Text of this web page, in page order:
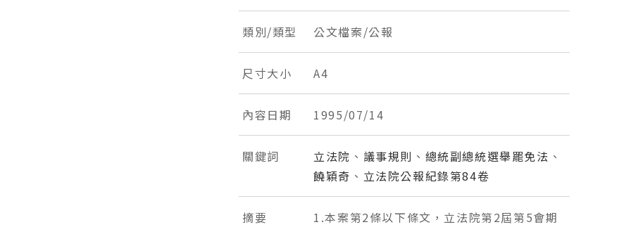
類別/類型 公文檔案/公報
尺寸大小 A4
內容日期 1995/07/14
關鍵詞 立法院 、 議事規則 、 總統副總統選舉罷免法 、
饒穎奇 、 立法院公報紀錄第84卷
摘要
1.本案第2條以下條文，立法院第2屆第5會期